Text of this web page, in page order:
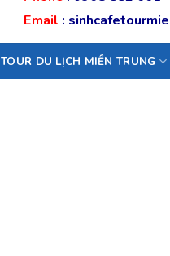
Email :
TOUR DU LỊCH MIỀN TRUNG